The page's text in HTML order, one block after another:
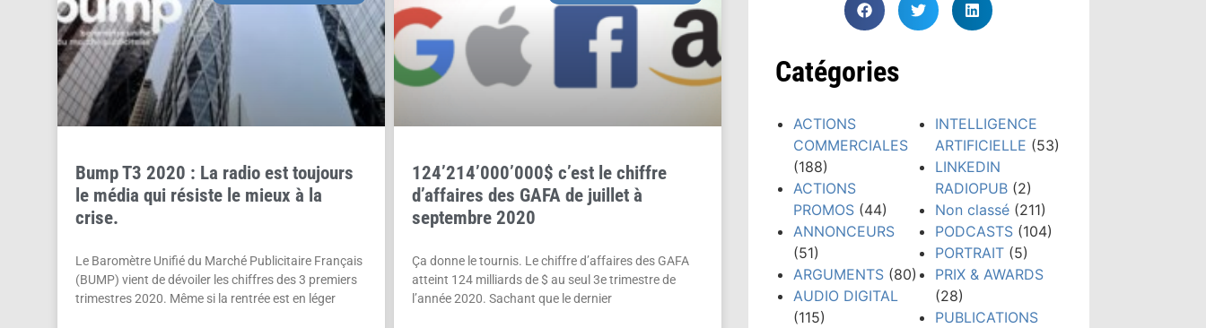
Bump T3 2020 : La radio est toujours
le média qui résiste le mieux à la
crise.
Le Baromètre Unifié du Marché Publicitaire Français
(BUMP) vient de dévoiler les chiffres des 3 premiers
trimestres 2020. Même si la rentrée est en léger
124’214’000’000$ c’est le chiffre
d’affaires des GAFA de juillet à
septembre 2020
Ça donne le tournis. Le chiffre d’affaires des GAFA
atteint 124 milliards de $ au seul 3e trimestre de
l’année 2020. Sachant que le dernier
Catégories
ACTIONS
COMMERCIALES
(188)
ACTIONS
PROMOS(44)
ANNONCEURS
(51)
ARGUMENTS(80)
AUDIO DIGITAL
(115)
INTELLIGENCE
ARTIFICIELLE (53)
LINKEDIN
RADIOPUB(2)
Non classé(211)
PODCASTS(104)
PORTRAIT(5)
PRIX & AWARDS
(28)
PUBLICATIONS